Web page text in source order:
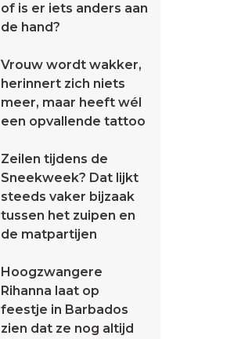
of is er iets anders aan
de hand?
Vrouw wordt wakker,
herinnert zich niets
meer, maar heeft wél
een opvallende tattoo
Zeilen tijdens de
Sneekweek? Dat lijkt
steeds vaker bijzaak
tussen het zuipen en
de matpartijen
Hoogzwangere
Rihanna laat op
feestje in Barbados
zien dat ze nog altijd